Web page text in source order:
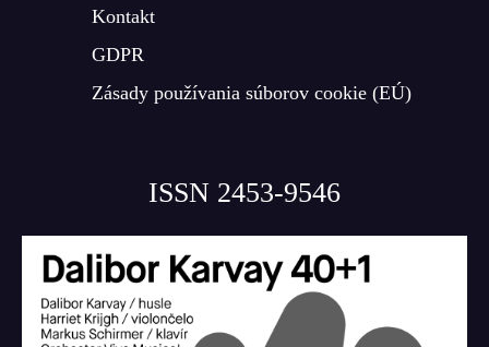
Kontakt
GDPR
Zásady používania súborov cookie (EÚ)
ISSN 2453-9546